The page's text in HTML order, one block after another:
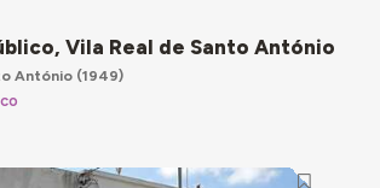
Vila Real de Santo António
António(1949)